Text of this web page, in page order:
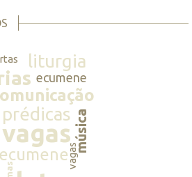
liturgia
ecumene
prédicasmúsica
vagas
ecumenevagas